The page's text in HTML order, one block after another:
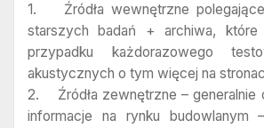
1. Źródła wewnętrzne polegające
starszych badań + archiwa,
przypadku każdorazowego
akustycznych o tym więcej na
2. Źródła zewnętrzne – generalnie
informacje na rynku budowlanym